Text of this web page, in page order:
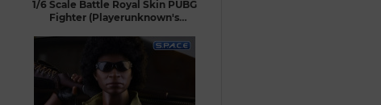
1/6 Scale Battle Royal Skin PUBG
Fighter (Playerunknown's